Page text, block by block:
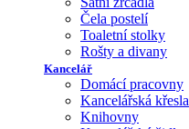
Čela postelí
Toaletní stolky
Rošty a divany
Kancelář
Domácí pracovny
Kancelářská křesla
Knihovny